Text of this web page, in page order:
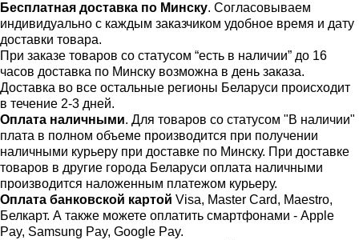
Бесплатная доставка по Минску. Согласовываем
индивидуально с каждым заказчиком удобное время и дату
доставки товара.
При заказе товаров со статусом “есть в наличии” до 16
часов доставка по Минску возможна в день заказа.
Доставка во все остальные регионы Беларуси происходит
в течение 2-3 дней.
Оплата наличными. Для товаров со статусом "В наличии"
плата в полном объеме производится при получении
наличными курьеру при доставке по Минску. При доставке
товаров в другие города Беларуси оплата наличными
производится наложенным платежом курьеру.
Оплата банковской картой Visa, Master Card, Maestro,
Белкарт. А также можете оплатить смартфонами - Apple
Pay, Samsung Pay, Google Pay.